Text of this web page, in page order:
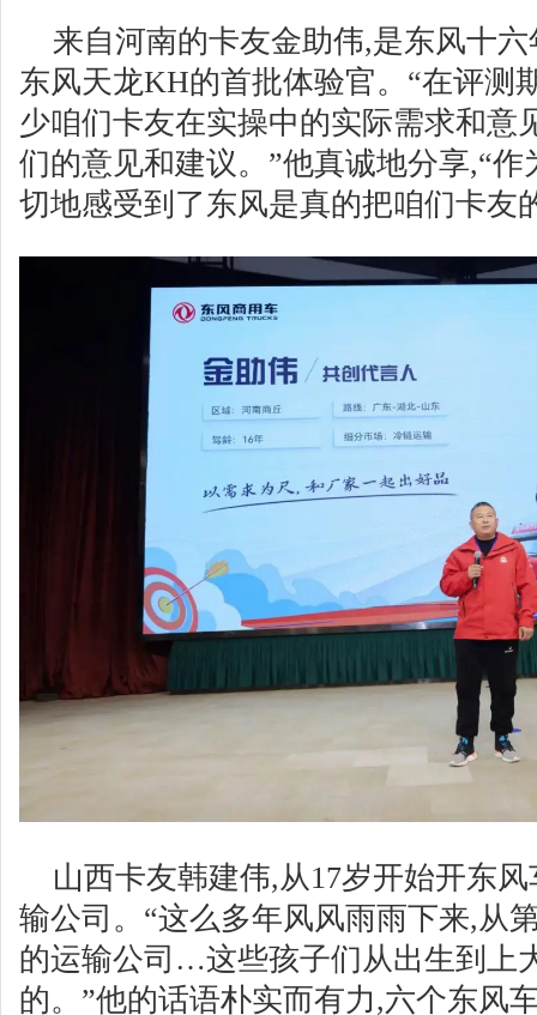
来自河南的卡友金助伟,是东风十
东风天龙KH的首批体验官。“在评测
少咱们卡友在实操中的实际需求和意
们的意见和建议。”他真诚地分享,“
切地感受到了东风是真的把咱们卡友
山西卡友韩建伟,从17岁开始开东
输公司。“这么多年风风雨雨下来,从
的运输公司…这些孩子们从出生到上
的。”他的话语朴实而有力,六个东风